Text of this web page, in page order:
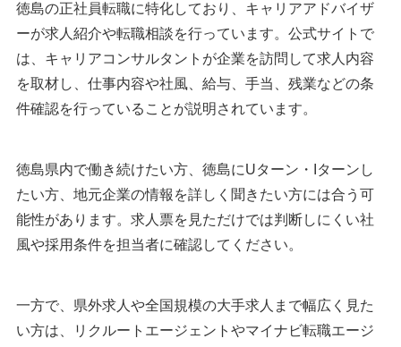
徳島の正社員転職に特化しており、キャリアアドバイザ
ーが求人紹介や転職相談を行っています。公式サイトで
は、キャリアコンサルタントが企業を訪問して求人内容
を取材し、仕事内容や社風、給与、手当、残業などの条
件確認を行っていることが説明されています。
徳島県内で働き続けたい方、徳島にUターン・Iターンし
たい方、地元企業の情報を詳しく聞きたい方には合う可
能性があります。求人票を見ただけでは判断しにくい社
風や採用条件を担当者に確認してください。
一方で、県外求人や全国規模の大手求人まで幅広く見た
い方は、リクルートエージェントやマイナビ転職エージ